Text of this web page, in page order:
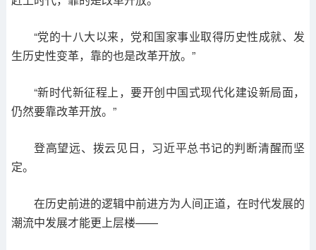
“党的十八大以来，党和国家事业取得历史性成就、发
生历史性变革，靠的也是改革开放。”
“新时代新征程上，要开创中国式现代化建设新局面，
仍然要靠改革开放。”
登高望远、拨云见日，习近平总书记的判断清醒而坚
定。
在历史前进的逻辑中前进方为人间正道，在时代发展的
潮流中发展才能更上层楼——